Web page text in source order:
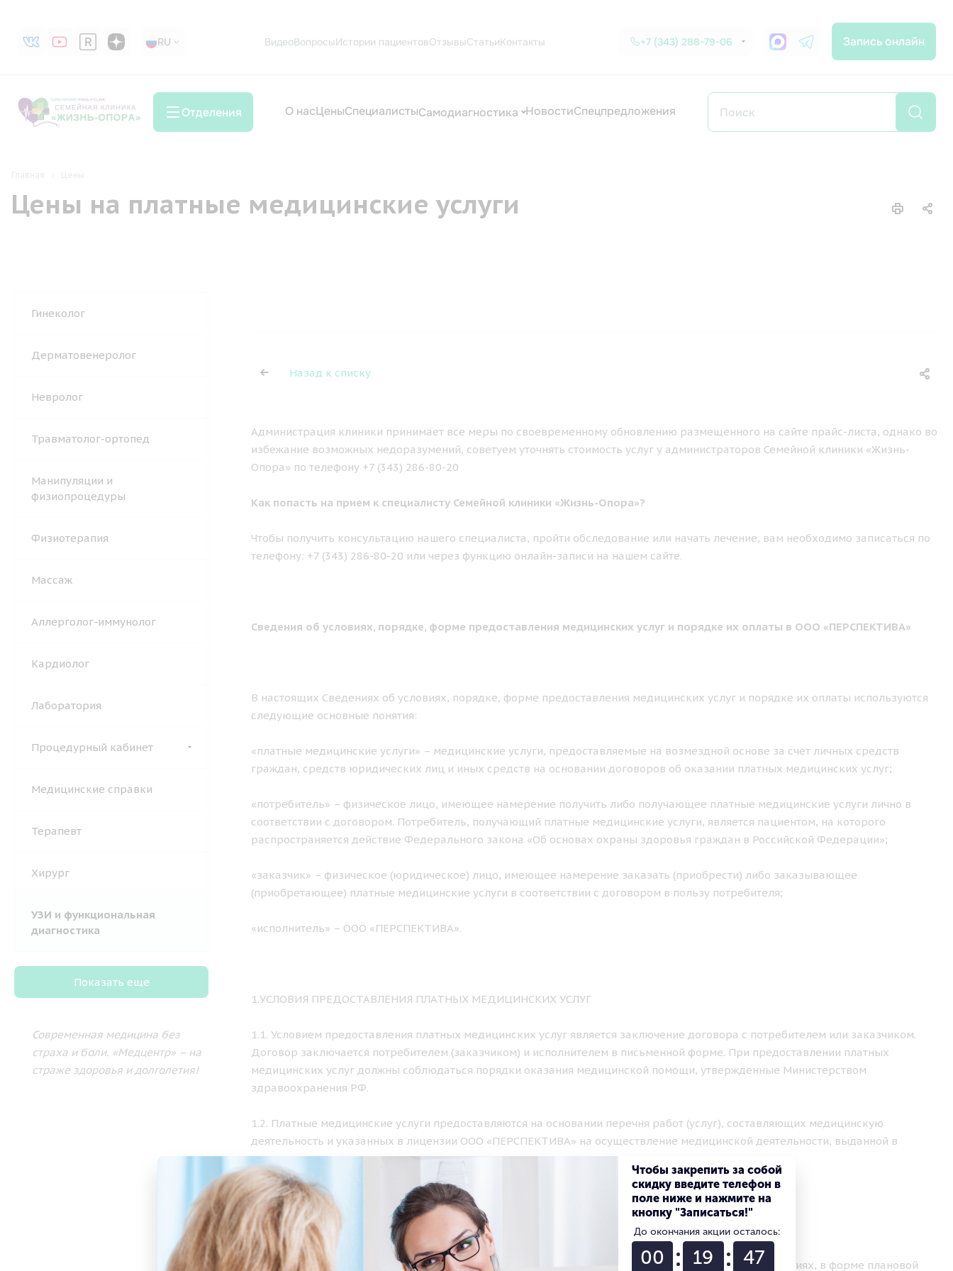
RU
RU ВидеоВопросыИстории пациентовОтзывыСтатьиКонтакты +7 (343) 288-79-06 Запись онлайн
Отделения О насЦеныСпециалистыСамодиагностика НовостиСпецпредложения
Цены на платные медицинские услуги
Гинеколог
Дерматовенеролог
Невролог
Травматолог-ортопед
Манипуляции и
физиопроцедуры
Физиотерапия
Массаж
Аллерголог-иммунолог
Кардиолог
Лаборатория
Процедурный кабинет
Медицинские справки
Терапевт
Хирург
УЗИ и функциональная
диагностика
Показать еще
Современная медицина без
страха и боли. «Медцентр» – на
страже здоровья и долголетия!
Назад к списку
Администрация клиники принимает все меры по своевременному обновлению размещенного на сайте прайс-листа, однако во
избежание возможных недоразумений, советуем уточнять стоимость услуг у администраторов Семейной клиники «Жизнь-
Опора» по телефону +7 (343) 286-80-20
Как попасть на прием к специалисту Семейной клиники «Жизнь-Опора»?
Чтобы получить консультацию нашего специалиста, пройти обследование или начать лечение, вам необходимо записаться по
телефону: +7 (343) 286-80-20 или через функцию онлайн-записи на нашем сайте.
Сведения об условиях, порядке, форме предоставления медицинских услуг и порядке их оплаты в ООО «ПЕРСПЕКТИВА»
В настоящих Сведениях об условиях, порядке, форме предоставления медицинских услуг и порядке их оплаты используются
следующие основные понятия:
«платные медицинские услуги» – медицинские услуги, предоставляемые на возмездной основе за счет личных средств
граждан, средств юридических лиц и иных средств на основании договоров об оказании платных медицинских услуг;
«потребитель» – физическое лицо, имеющее намерение получить либо получающее платные медицинские услуги лично в
соответствии с договором. Потребитель, получающий платные медицинские услуги, является пациентом, на которого
распространяется действие Федерального закона «Об основах охраны здоровья граждан в Российской Федерации»;
«заказчик» – физическое (юридическое) лицо, имеющее намерение заказать (приобрести) либо заказывающее
(приобретающее) платные медицинские услуги в соответствии с договором в пользу потребителя;
«исполнитель» – ООО «ПЕРСПЕКТИВА».
1.УСЛОВИЯ ПРЕДОСТАВЛЕНИЯ ПЛАТНЫХ МЕДИЦИНСКИХ УСЛУГ
1.1. Условием предоставления платных медицинских услуг является заключение договора с потребителем или заказчиком.
Договор заключается потребителем (заказчиком) и исполнителем в письменной форме. При предоставлении платных
медицинских услуг должны соблюдаться порядки оказания медицинской помощи, утвержденные Министерством
здравоохранения РФ.
1.2. Платные медицинские услуги предоставляются на основании перечня работ (услуг), составляющих медицинскую
деятельность и указанных в лицензии ООО «ПЕРСПЕКТИВА» на осуществление медицинской деятельности, выданной в
установленном порядке.
2. ПОРЯДОК И ФОРМА ПРЕДОСТАВЛЕНИЯ ПЛАТНЫХ МЕДИЦИНСКИХ УСЛУГ
2.1. Медицинские услуги, предусмотренные лицензией клиники, оказываются в амбулаторных условиях, в форме плановой
Чтобы закрепить за собой
скидку введите телефон в
поле ниже и нажмите на
кнопку "Записаться!"
До окончания акции осталось:
00 19 46